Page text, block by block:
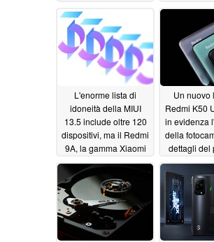
L'enorme lista di
idoneità della MIUI
13.5 include oltre 120
dispositivi, ma il Redmi
9A, la gamma Xiaomi
Mi 9 e la serie originale
Redmi Note 8 sono
stati lasciati fuori
06/13/2022
Un nuovo
Redmi K50
in evidenza
della
dettagli del
modello
economico
06/13/